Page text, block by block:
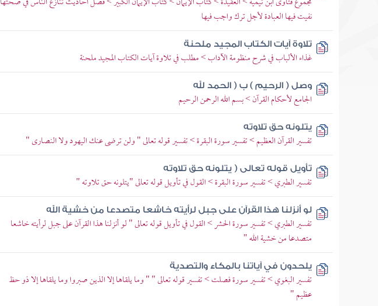
نفيت فيها العبادة لأجل ترك واجب فيها
تلاوة آيات الكتاب المجيد ملحنة
غذاء الألباب في شرح منظومة الآداب > مطلب في تلاوة آيات الكتاب المجيد ملحنة
وصل ( الرحيم ) ب ( الحمد لله
الجامع لأحكام القرآن > بسم الله الرحمن الرحيم
يتلونه حق تلاوته
تفسير القرآن العظيم > تفسير سورة البقرة > تفسير قوله تعالى " ولن ترضى عنك اليهود ولا النصارى "
تأويل قوله تعالى ( يتلونه حق تلاوته
تفسير الطبري > تفسير سورة البقرة > القول في تأويل قوله تعالى "يتلونه حق تلاوته "
لو أنزلنا هذا القرآن على جبل لرأيته خاشعا متصدعا من خشية الله
تفسير الطبري > تفسير سورة الحشر > القول في تأويل قوله تعالى " لو أنزلنا هذا القرآن على جبل لرأيته خاشعا
متصدعا من خشية الله "
يلحدون في آياتنا بالمكاء والتصدية
تفسير البغوي > تفسير سورة فصلت > تفسير قوله تعالى " " وما يلقاها إلا الذين صبروا وما يلقاها إلا ذو حظ
عظيم "